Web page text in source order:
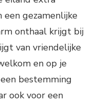
een gezamenlijke
onthaal krijgt bij
van vriendelijke
en op je
bestemming
ook voor een